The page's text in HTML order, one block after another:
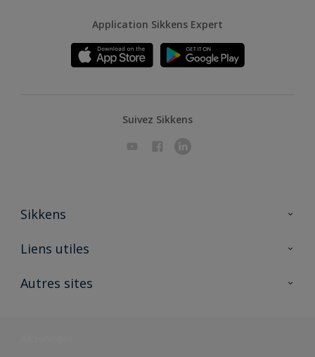
Application Sikkens Expert
Suivez Sikkens
Sikkens
A propos de Sikkens
Liens utiles
Ouvrir un magasin PASS
Autres sites